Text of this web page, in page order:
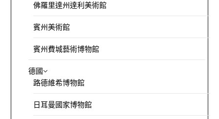
佛羅里達州達利美術館
賓州美術館
賓州費城藝術博物館
德國
路德維希博物館
日耳曼國家博物館